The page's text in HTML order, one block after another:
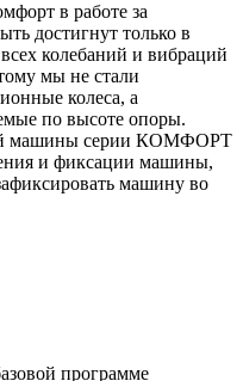
в работе за
достигнут только в
колебаний и вибраций
мы не стали
колеса, а
по высоте опоры.
машины серии КОМФОРТ
и фиксации машины,
машину во
программе